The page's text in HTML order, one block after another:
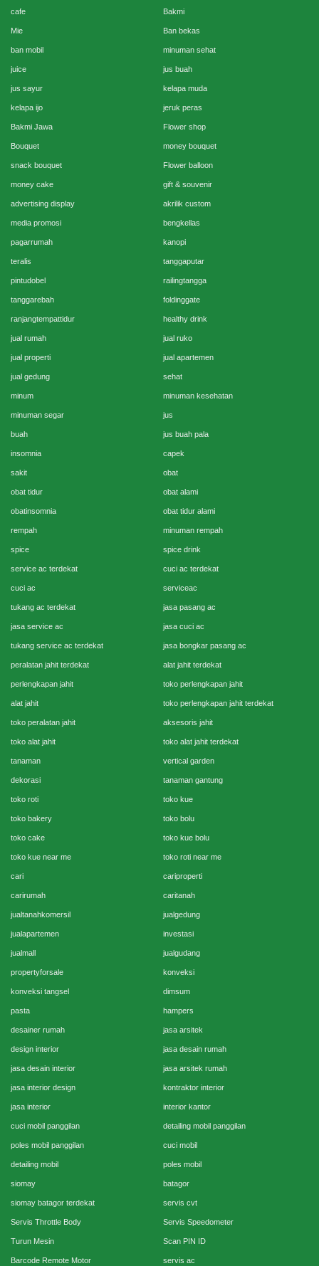
cafe Bakmi
Mie Ban bekas
ban mobil minuman sehat
juice jus buah
jus sayur kelapa muda
kelapa ijo jeruk peras
Bakmi Jawa Flower shop
Bouquet money bouquet
snack bouquet Flower balloon
money cake gift & souvenir
advertising display akrilik custom
media promosi bengkellas
pagarrumah kanopi
teralis tanggaputar
pintudobel railingtangga
tanggarebah foldinggate
ranjangtempattidur healthy drink
jual rumah jual ruko
jual properti jual apartemen
jual gedung sehat
minum minuman kesehatan
minuman segar jus
buah jus buah pala
insomnia capek
sakit obat
obat tidur obat alami
obatinsomnia obat tidur alami
rempah minuman rempah
spice spice drink
service ac terdekat cuci ac terdekat
cuci ac serviceac
tukang ac terdekat jasa pasang ac
jasa service ac jasa cuci ac
tukang service ac terdekat jasa bongkar pasang ac
peralatan jahit terdekat alat jahit terdekat
perlengkapan jahit toko perlengkapan jahit
alat jahit toko perlengkapan jahit terdekat
toko peralatan jahit aksesoris jahit
toko alat jahit toko alat jahit terdekat
tanaman vertical garden
dekorasi tanaman gantung
toko roti toko kue
toko bakery toko bolu
toko cake toko kue bolu
toko kue near me toko roti near me
cari cariproperti
carirumah caritanah
jualtanahkomersil jualgedung
jualapartemen investasi
jualmall jualgudang
propertyforsale konveksi
konveksi tangsel dimsum
pasta hampers
desainer rumah jasa arsitek
design interior jasa desain rumah
jasa desain interior jasa arsitek rumah
jasa interior design kontraktor interior
jasa interior interior kantor
cuci mobil panggilan detailing mobil panggilan
poles mobil panggilan cuci mobil
detailing mobil poles mobil
siomay batagor
siomay batagor terdekat servis cvt
Servis Throttle Body Servis Speedometer
Turun Mesin Scan PIN ID
Barcode Remote Motor servis ac